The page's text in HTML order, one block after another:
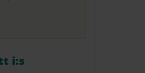
i:s